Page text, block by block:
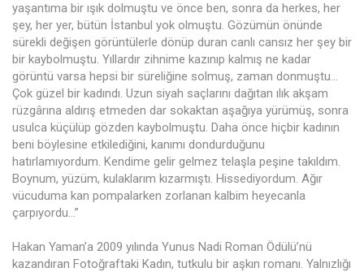
yaşantıma bir ışık dolmuştu ve önce ben, sonra da herkes, her
şey, her yer, bütün İstanbul yok olmuştu. Gözümün önünde
sürekli değişen görüntülerle dönüp duran canlı cansız her şey bir
bir kaybolmuştu. Yıllardır zihnime kazınıp kalmış ne kadar
görüntü varsa hepsi bir süreliğine solmuş, zaman donmuştu...
Çok güzel bir kadındı. Uzun siyah saçlarını dağıtan ılık akşam
rüzgârına aldırış etmeden dar sokaktan aşağıya yürümüş, sonra
usulca küçülüp gözden kaybolmuştu. Daha önce hiçbir kadının
beni böylesine etkilediğini, kanımı dondurduğunu
hatırlamıyordum. Kendime gelir gelmez telaşla peşine takıldım.
Boynum, yüzüm, kulaklarım kızarmıştı. Hissediyordum. Ağır
vücuduma kan pompalarken zorlanan kalbim heyecanla
çarpıyordu...”
Hakan Yaman’a 2009 yılında Yunus Nadi Roman Ödülü’nü
kazandıran Fotoğraftaki Kadın, tutkulu bir aşkın romanı. Yalnızlığı